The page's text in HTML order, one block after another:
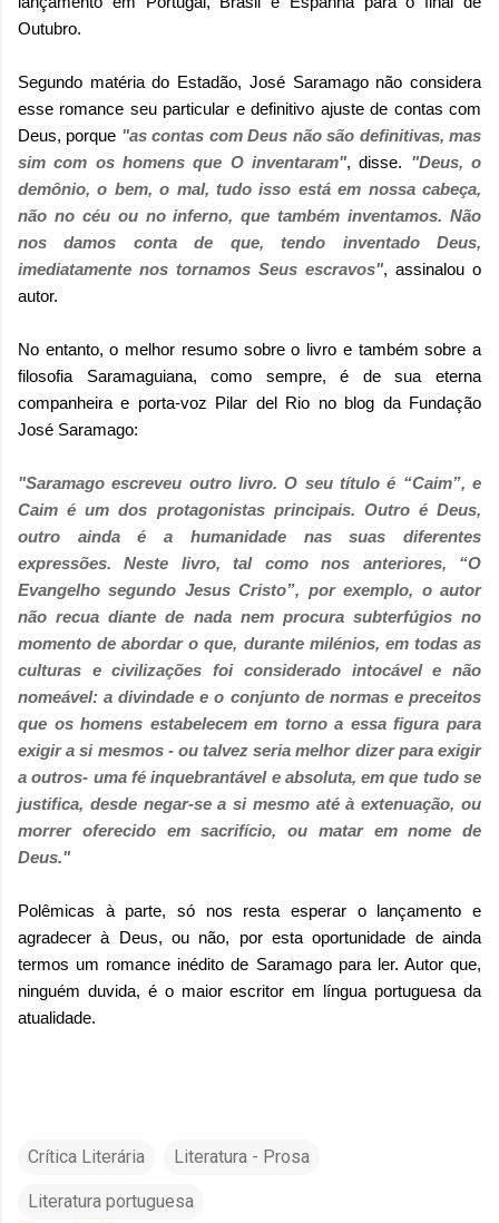
Outubro.
Segundo matéria do Estadão, José Saramago não considera
esse romance seu particular e definitivo ajuste de contas com
Deus, porque "as contas com Deus não são definitivas, mas
sim com os homens que O inventaram", disse. "Deus, o
demônio, o bem, o mal, tudo isso está em nossa cabeça,
não no céu ou no inferno, que também inventamos. Não
nos damos conta de que, tendo inventado Deus,
imediatamente nos tornamos Seus escravos", assinalou o
autor.
No entanto, o melhor resumo sobre o livro e também sobre a
filosofia Saramaguiana, como sempre, é de sua eterna
companheira e porta-voz Pilar del Rio no blog da Fundação
José Saramago:
"Saramago escreveu outro livro. O seu título é “Caim”, e
Caim é um dos protagonistas principais. Outro é Deus,
outro ainda é a humanidade nas suas diferentes
expressões. Neste livro, tal como nos anteriores, “O
Evangelho segundo Jesus Cristo”, por exemplo, o autor
não recua diante de nada nem procura subterfúgios no
momento de abordar o que, durante milénios, em todas as
culturas e civilizações foi considerado intocável e não
nomeável: a divindade e o conjunto de normas e preceitos
que os homens estabelecem em torno a essa figura para
exigir a si mesmos - ou talvez seria melhor dizer para exigir
a outros- uma fé inquebrantável e absoluta, em que tudo se
justifica, desde negar-se a si mesmo até à extenuação, ou
morrer oferecido em sacrifício, ou matar em nome de
Deus."
Polêmicas à parte, só nos resta esperar o lançamento e
agradecer à Deus, ou não, por esta oportunidade de ainda
termos um romance inédito de Saramago para ler. Autor que,
ninguém duvida, é o maior escritor em língua portuguesa da
atualidade.
Crítica Literária Literatura - Prosa
Literatura portuguesa